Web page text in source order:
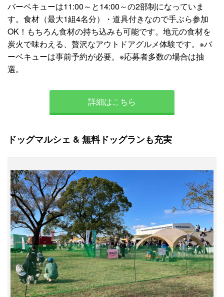
バーベキューは11:00～と14:00～の2部制になっていま
す。食材（最大1組4名分）・道具付きなので手ぶら参加
OK！もちろん食材の持ち込みも可能です。地元の食材を
炭火で味わえる、贅沢なアウトドアグルメ体験です。※バ
ーベキューは事前予約が必要。※応募者多数の場合は抽
選。
詳細はこちら
ドッグマルシェ & 無料ドッグランも充実